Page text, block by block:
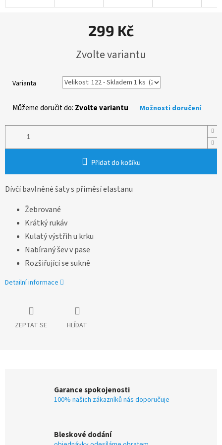
299 Kč
cena:
Zvolte variantu
Varianta
Můžeme doručit do: Zvolte variantu Možnosti doručení
Přidat do košíku
Dívčí bavlněné šaty s příměsí elastanu
Žebrované
Krátký rukáv
Kulatý výstřih u krku
Nabíraný šev v pase
Rozšiřující se sukně
Detailní informace
ZEPTAT SE HLÍDAT
Garance spokojenosti
100% našich zákazníků nás doporučuje
Bleskové dodání